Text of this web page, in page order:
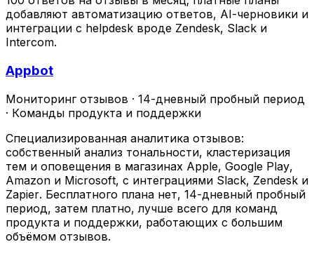
добавляют автоматизацию ответов, AI-черновики и
интеграции с helpdesk вроде Zendesk, Slack и
Intercom.
Appbot
Мониторинг отзывов · 14-дневный пробный период
· Команды продукта и поддержки
Специализированная аналитика отзывов:
собственный анализ тональности, кластеризация
тем и оповещения в магазинах Apple, Google Play,
Amazon и Microsoft, с интеграциями Slack, Zendesk и
Zapier. Бесплатного плана нет, 14-дневный пробный
период, затем платно, лучше всего для команд
продукта и поддержки, работающих с большим
объёмом отзывов.